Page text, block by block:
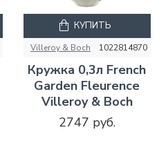
Villeroy & Boch 1022814870
Кружка 0,3л French
Garden Fleurence
Villeroy & Boch
2747 руб.
КУПИТЬ